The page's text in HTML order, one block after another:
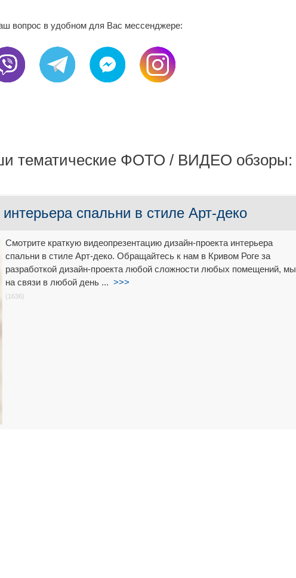
вопрос в удобном для Вас мессенджере:
тематические ФОТО / ВИДЕО обзоры:
спальни в стиле Арт-деко
Смотрите краткую видеопрезентацию дизайн-проекта интерьера
спальни в стиле Арт-деко. Обращайтесь к нам в Кривом Роге за
разработкой дизайн-проекта любой сложности любых помещений, мы
на связи в любой день ... >>>
(1636)